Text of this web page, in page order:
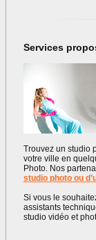
Services
Trouvez un studio
votre ville en
Photo. Nos
studio photo ou
Si vous le
assistants
studio vidéo et